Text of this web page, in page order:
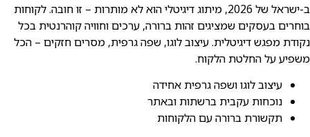
ב-ישראל של 2026, מיתוג דיגיטלי הוא לא מותרות – זו חובה. לקוחות
בוחרים בעסקים שמציגים זהות ברורה, ערכים וחוויה קוהרנטית בכל
נקודת מפגש דיגיטלית. עיצוב לוגו, שפה גרפית, מסרים חזקים – הכל
משפיע על החלטת הלקוח.
עיצוב לוגו ושפה גרפית אחידה
נוכחות עקבית ברשתות ובאתר
תקשורת ברורה עם הלקוחות